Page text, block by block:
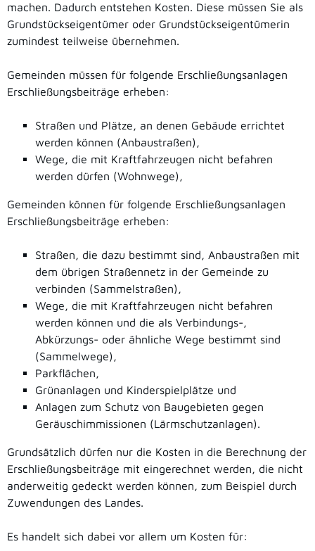
machen. Dadurch entstehen Kosten. Diese müssen Sie als
Grundstückseigentümer oder Grundstückseigentümerin
zumindest teilweise übernehmen.
Gemeinden müssen für folgende Erschließungsanlagen
Erschließungsbeiträge erheben:
Straßen und Plätze, an denen Gebäude errichtet
werden können (Anbaustraßen),
Wege, die mit Kraftfahrzeugen nicht befahren
werden dürfen (Wohnwege),
Gemeinden können für folgende Erschließungsanlagen
Erschließungsbeiträge erheben:
Straßen, die dazu bestimmt sind, Anbaustraßen mit
dem übrigen Straßennetz in der Gemeinde zu
verbinden (Sammelstraßen),
Wege, die mit Kraftfahrzeugen nicht befahren
werden können und die als Verbindungs-,
Abkürzungs- oder ähnliche Wege bestimmt sind
(Sammelwege),
Parkflächen,
Grünanlagen und Kinderspielplätze und
Anlagen zum Schutz von Baugebieten gegen
Geräuschimmissionen (Lärmschutzanlagen).
Grundsätzlich dürfen nur die Kosten in die Berechnung der
Erschließungsbeiträge mit eingerechnet werden, die nicht
anderweitig gedeckt werden können, zum Beispiel durch
Zuwendungen des Landes.
Es handelt sich dabei vor allem um Kosten für: